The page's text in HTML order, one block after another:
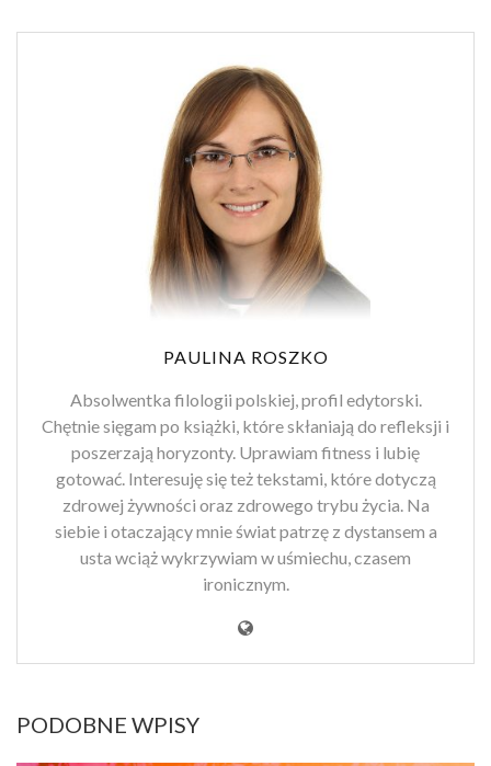
PAULINA ROSZKO
Absolwentka filologii polskiej, profil edytorski.
Chętnie sięgam po książki, które skłaniają do refleksji i
poszerzają horyzonty. Uprawiam fitness i lubię
gotować. Interesuję się też tekstami, które dotyczą
zdrowej żywności oraz zdrowego trybu życia. Na
siebie i otaczający mnie świat patrzę z dystansem a
usta wciąż wykrzywiam w uśmiechu, czasem
ironicznym.
PODOBNE WPISY